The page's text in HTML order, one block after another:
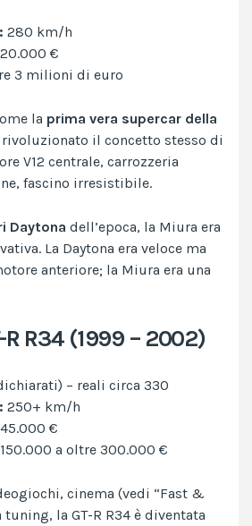
280 km/h
€
3 milioni di euro
la prima vera supercar della
rivoluzionato il concetto stesso di
V12 centrale, carrozzeria
fascino irresistibile.
Daytona dell’epoca, la Miura era
La Daytona era veloce ma
anteriore; la Miura era una
R R34 (1999 – 2002)
– reali circa 330
250+ km/h
€
a oltre 300.000 €
cinema (vedi “Fast &
la GT-R R34 è diventata